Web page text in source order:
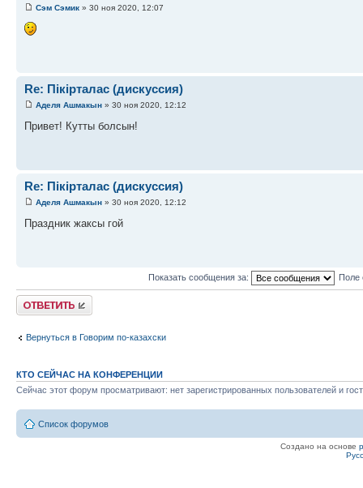
Сэм Сэмик » 30 ноя 2020, 12:07
Re: Пікірталас (дискуссия)
Аделя Ашмакын » 30 ноя 2020, 12:12
Привет! Кутты болсын!
Re: Пікірталас (дискуссия)
Аделя Ашмакын » 30 ноя 2020, 12:12
Праздник жаксы гой
Показать сообщения за: Поле
Ответить
Вернуться в Говорим по-казахски
КТО СЕЙЧАС НА КОНФЕРЕНЦИИ
Сейчас этот форум просматривают: нет зарегистрированных пользователей и
Список форумов
Создано на основе